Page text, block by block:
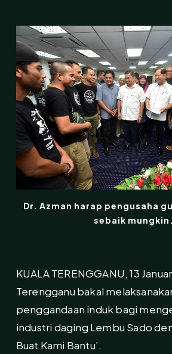
Dr. Azman harap pengusaha
sebaik mungkin.
KUALA TERENGGANU, 13
Terengganu bakal
penggandaan induk bagi
industri daging Lembu Sado
Buat Kami Bantu’.